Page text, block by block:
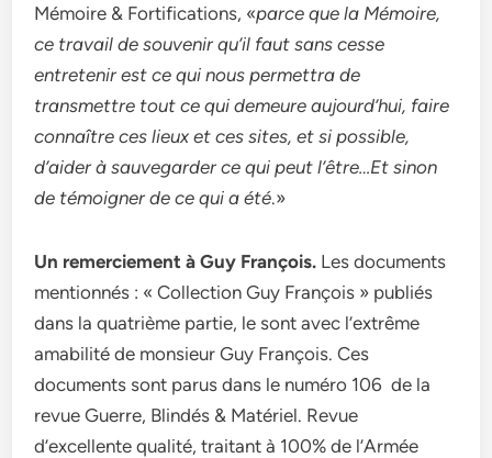
Mémoire & Fortifications, «parce que la Mémoire,
ce travail de souvenir qu’il faut sans cesse
entretenir est ce qui nous permettra de
transmettre tout ce qui demeure aujourd’hui, faire
connaître ces lieux et ces sites, et si possible,
d’aider à sauvegarder ce qui peut l’être…Et sinon
de témoigner de ce qui a été.»
Un remerciement à Guy François. Les documents
mentionnés : « Collection Guy François » publiés
dans la quatrième partie, le sont avec l’extrême
amabilité de monsieur Guy François. Ces
documents sont parus dans le numéro 106 de la
revue Guerre, Blindés & Matériel. Revue
d’excellente qualité, traitant à 100% de l’Armée